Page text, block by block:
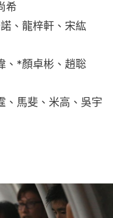
希
、龍梓軒、宋紘
、*顏卓彬、趙聡
、馬斐、米高、吳宇